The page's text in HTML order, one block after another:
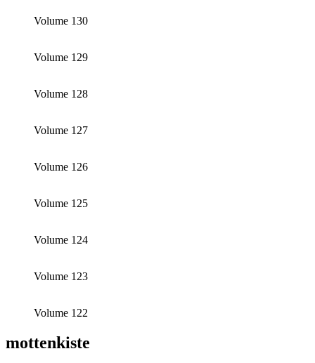
Volume 130
Volume 129
Volume 128
Volume 127
Volume 126
Volume 125
Volume 124
Volume 123
Volume 122
mottenkiste